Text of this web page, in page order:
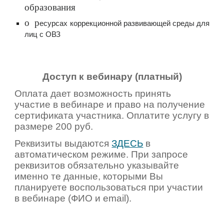
образования
о ресурсах коррекционной развивающей среды для
лиц с ОВЗ
Доступ к вебинару (платный)
Оплата дает возможность принять
участие в вебинаре и право на получение
сертификата участника. Оплатите услугу в
размере 200 руб.
Реквизиты выдаютсяЗДЕСЬ в
автоматическом режиме. При запросе
реквизитов обязательно указывайте
именно те данные, которыми Вы
планируете воспользоваться при участии
в вебинаре (ФИО и email).